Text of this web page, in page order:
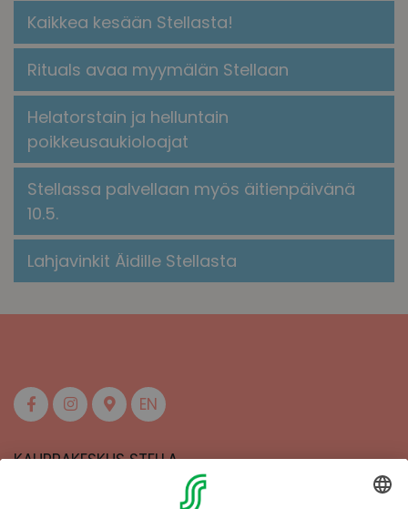
Kaikkea kesään Stellasta!
​​Rituals avaa myymälän Stellaan​
Helatorstain ja helluntain
poikkeusaukioloajat
Stellassa palvellaan myös äitienpäivänä
10.5.
Lahjavinkit Äidille Stellasta
EN
KAUPPAKESKUS STELLA